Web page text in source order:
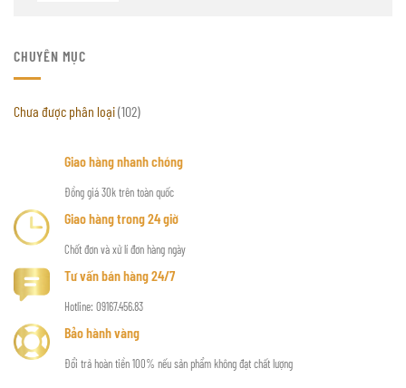
CHUYÊN MỤC
Chưa được phân loại(102)
Giao hàng nhanh chóng
Đồng giá 30k trên toàn quốc
Giao hàng trong 24 giờ
Chốt đơn và xử lí đơn hàng ngày
Tư vấn bán hàng 24/7
Hotline: 09167.456.83
Bảo hành vàng
Đổi trả hoàn tiền 100% nếu sản phẩm không đạt chất lượng